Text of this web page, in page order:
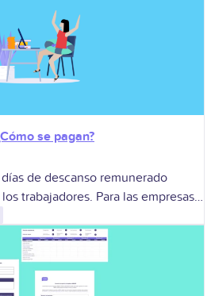
se pagan?
de descanso remunerado
trabajadores. Para las empresas,
descanso, descanso
cuando